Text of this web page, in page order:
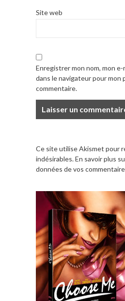
Site web
Enregistrer mon nom, mon
dans le navigateur pour mon
commentaire.
Ce site utilise Akismet pour
indésirables.En savoir plus
données de vos